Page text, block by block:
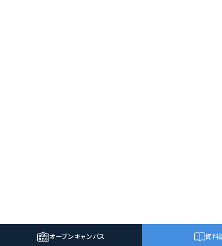
オープンキャンパス 資料